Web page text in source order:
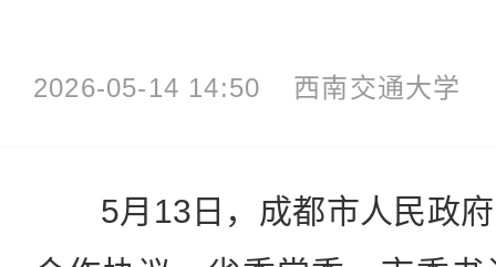
2026-05-14 14:50 西南交通大学
5月13日，成都市人民政府